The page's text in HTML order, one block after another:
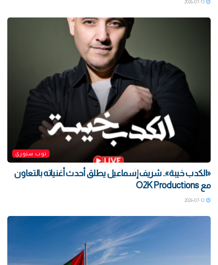
2026-07-13
توب ستوري
«الكدب خيبة».. شريف إسماعيل يطلق أحدث أغنياته بالتعاون
مع O2K Productions
2026-07-12